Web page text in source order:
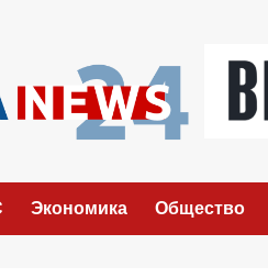
Экономика Общество